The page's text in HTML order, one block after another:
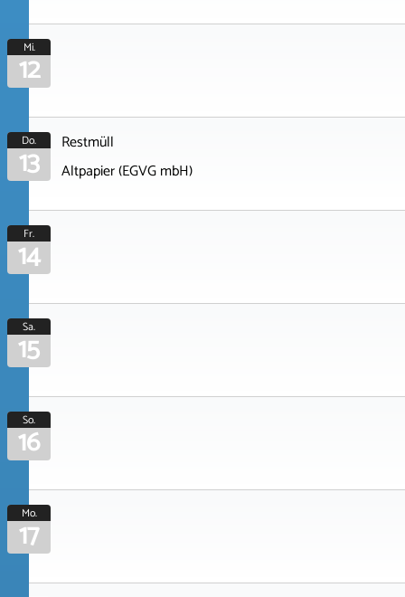
Mi.
12
Do.
13
Restmüll
Altpapier (EGVG mbH)
Fr.
14
Sa.
15
So.
16
Mo.
17